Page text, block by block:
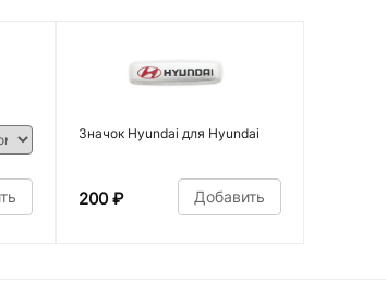
Значок Hyundai для Hyundai
200 ₽ Добавить